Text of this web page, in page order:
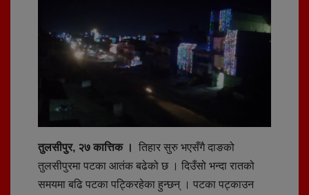
तुलसीपुर, २७ कात्तिक ।
तिहार सुरु भएसँगै दाङको
तुलसीपुरमा पटका आतंक बढेको छ । दिउँसो भन्दा रातको
समयमा बढि पटका पट्किरहेका हुन्छन् । पटका पट्काउन